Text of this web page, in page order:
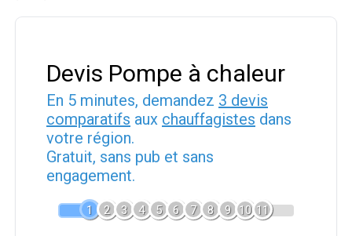
Devis Pompe à chaleur
En 5 minutes, demandez 3 devis
comparatifs aux chauffagistes dans
votre région.
Gratuit, sans pub et sans
engagement.
1 2 3 4 5 6 7 8 9 10 11